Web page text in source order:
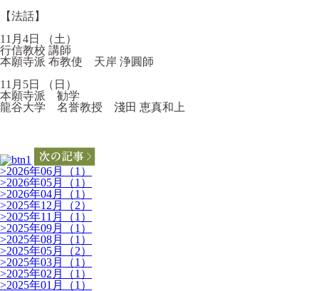
【法話】
11月4日 （土）
行信教校 講師
本願寺派 布教使 天岸 浄圓師
11月5日 （日）
本願寺派 勧学
龍谷大学 名誉教授 淺田 恵真和上
>2026年06月（1）
>2026年05月（1）
>2026年04月（1）
>2025年12月（2）
>2025年11月（1）
>2025年09月（1）
>2025年08月（1）
>2025年05月（2）
>2025年03月（1）
>2025年02月（1）
>2025年01月（1）